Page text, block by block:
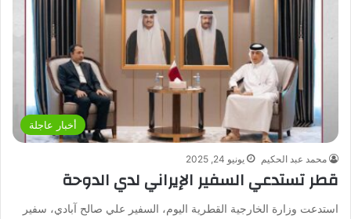
أخبار عاجلة
محمد عبد الحكيم يونيو 24, 2025
قطر تستدعي السفير الإيراني لدي الدوحة
استدعت وزارة الخارجية القطرية اليوم، السفير علي صالح آبادي، سفير